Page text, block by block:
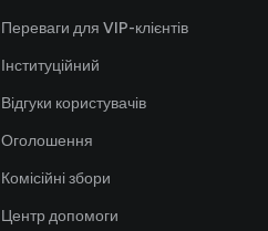
Переваги для VIP-клієнтів
Інституційний
Відгуки користувачів
Оголошення
Комісійні збори
Центр допомоги